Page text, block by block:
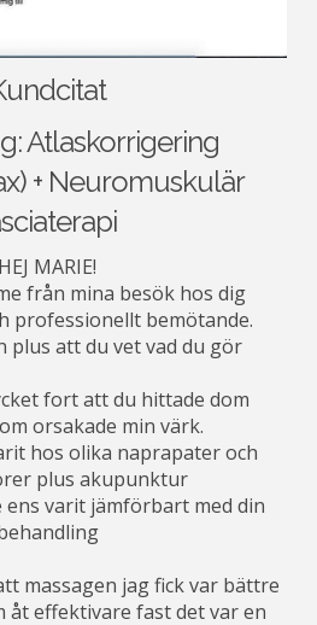
Atlaskorrigering
+ Neuromuskulär
HEJ MARIE!
från mina besök hos dig
professionellt bemötande.
plus att du vet vad du gör
fort att du hittade dom
orsakade min värk.
hos olika naprapater och
plus akupunktur
varit jämförbart med din
massagen jag fick var bättre
åt effektivare fast det var en